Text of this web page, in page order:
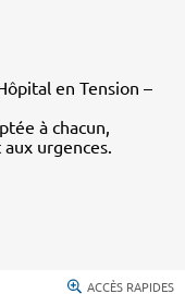
en Tension –
à chacun,
urgences.
ACCÈS RAPIDES